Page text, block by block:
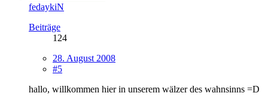
fedaykiN
Beiträge
124
28. August 2008
#5
hallo, willkommen hier in unserem wälzer des wahnsinns =D